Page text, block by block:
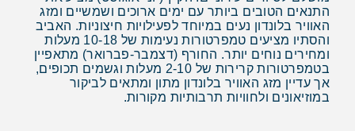
התנאים הטובים ביותר עם ימים ארוכים ושמשיים ומזג
האוויר בלונדון נעים במיוחד לפעילויות חיצוניות. האביב
והסתיו מציעים טמפרטורות נעימות של 10-18 מעלות
ומחירים נוחים יותר. החורף (דצמבר-פברואר) מתאפיין
בטמפרטורות קרירות של 2-10 מעלות וגשמים תכופים,
אך עדיין מזג האוויר בלונדון מתון ומתאים לביקור
במוזיאונים ולחוויות תרבותיות מקורות.